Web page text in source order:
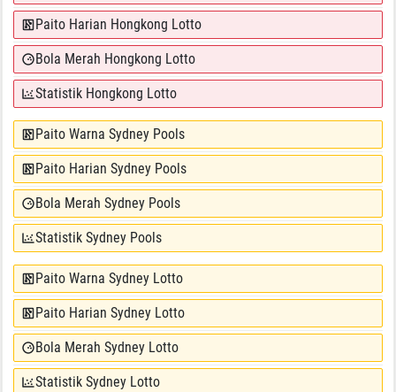
Paito Harian Hongkong Lotto
Bola Merah Hongkong Lotto
Statistik Hongkong Lotto
Paito Warna Sydney Pools
Paito Harian Sydney Pools
Bola Merah Sydney Pools
Statistik Sydney Pools
Paito Warna Sydney Lotto
Paito Harian Sydney Lotto
Bola Merah Sydney Lotto
Statistik Sydney Lotto